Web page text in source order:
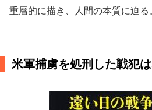
重層的に描き、人間の本質に迫る。
米軍捕虜を処刑した戦犯